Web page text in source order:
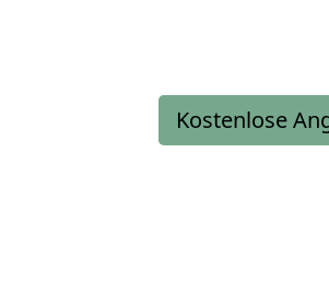
Kostenlose